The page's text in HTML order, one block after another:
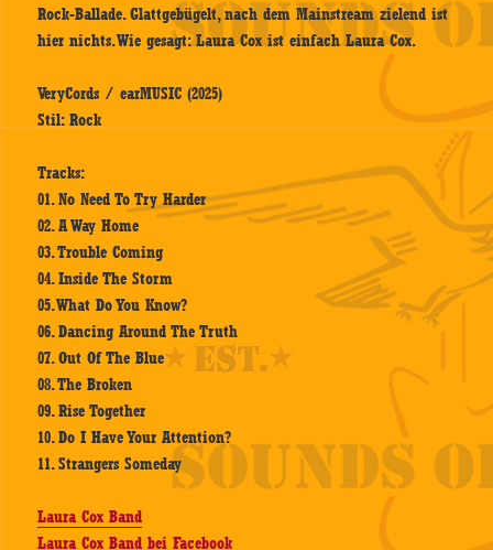
Rock-Ballade. Glattgebügelt, nach dem Mainstream zielend ist
hier nichts. Wie gesagt: Laura Cox ist einfach Laura Cox.
VeryCords / earMUSIC (2025)
Stil: Rock
Tracks:
01. No Need To Try Harder
02. A Way Home
03. Trouble Coming
04. Inside The Storm
05. What Do You Know?
06. Dancing Around The Truth
07. Out Of The Blue
08. The Broken
09. Rise Together
10. Do I Have Your Attention?
11. Strangers Someday
Laura Cox Band
Laura Cox Band bei Facebook